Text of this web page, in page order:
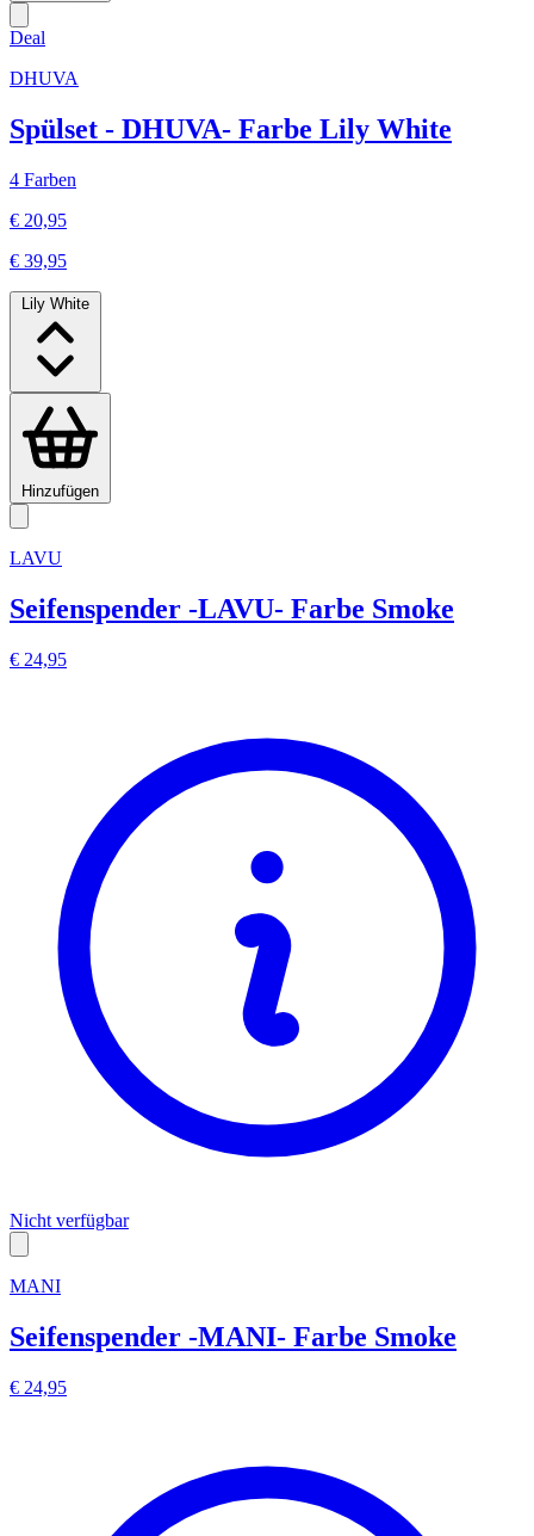
Deal
DHUVA
Spülset - DHUVA- Farbe Lily White
4 Farben
€ 20,95
€ 39,95
Lily White
Hinzufügen
LAVU
Seifenspender -LAVU- Farbe Smoke
€ 24,95
Nicht verfügbar
MANI
Seifenspender -MANI- Farbe Smoke
€ 24,95